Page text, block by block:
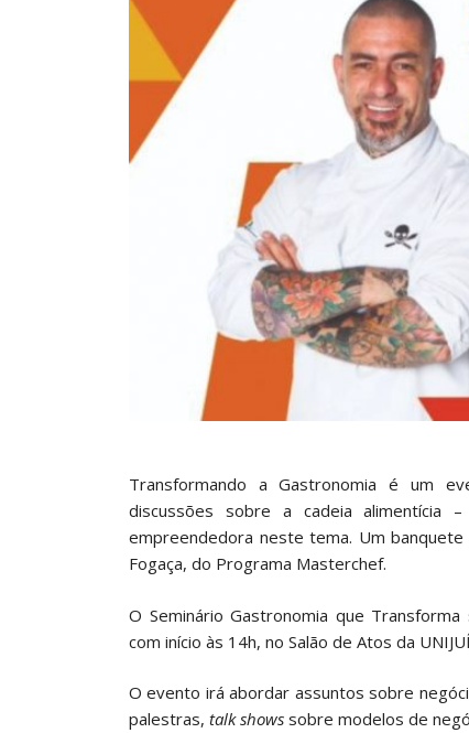
Transformando a Gastronomia é um
discussões sobre a cadeia alimentícia
empreendedora neste tema. Um
Fogaça, do Programa Masterchef.
O Seminário Gastronomia que
com início às 14h, no Salão de Atos da
O evento irá abordar assuntos sobre
palestras,talk shows sobre modelos de